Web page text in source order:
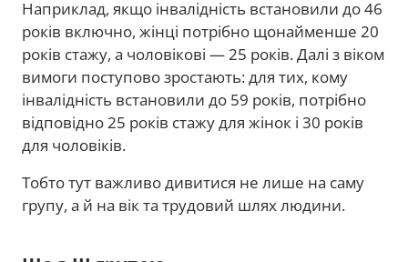
Наприклад, якщо інвалідність встановили до 46
років включно, жінці потрібно щонайменше 20
років стажу, а чоловікові — 25 років. Далі з віком
вимоги поступово зростають: для тих, кому
інвалідність встановили до 59 років, потрібно
відповідно 25 років стажу для жінок і 30 років
для чоловіків.
Тобто тут важливо дивитися не лише на саму
групу, а й на вік та трудовий шлях людини.